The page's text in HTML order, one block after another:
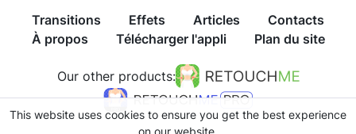
Transitions Effets Articles
Contacts
À propos
Télécharger l'appli Plan du site
Our other products:
This website uses cookies to ensure you get the best experience
on our website.